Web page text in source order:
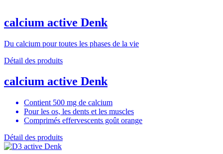
calcium active Denk
Du calcium pour toutes les phases de la vie
Détail des produits
calcium active Denk
Contient 500 mg de calcium
Pour les os, les dents et les muscles
Comprimés effervescents goût orange
Détail des produits